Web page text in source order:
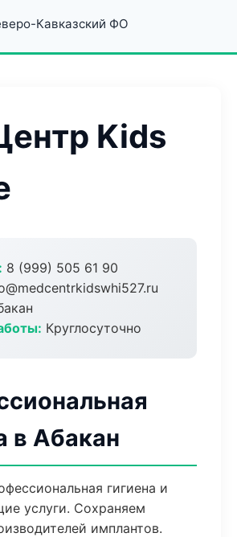
Кавказский ФО
Kids
8 (999) 505 61 90
Круглосуточно
в Абакан
гигиена и
услуги. Сохраняем
имплантов.